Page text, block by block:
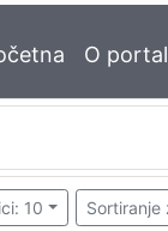
O
10 Sortiranje